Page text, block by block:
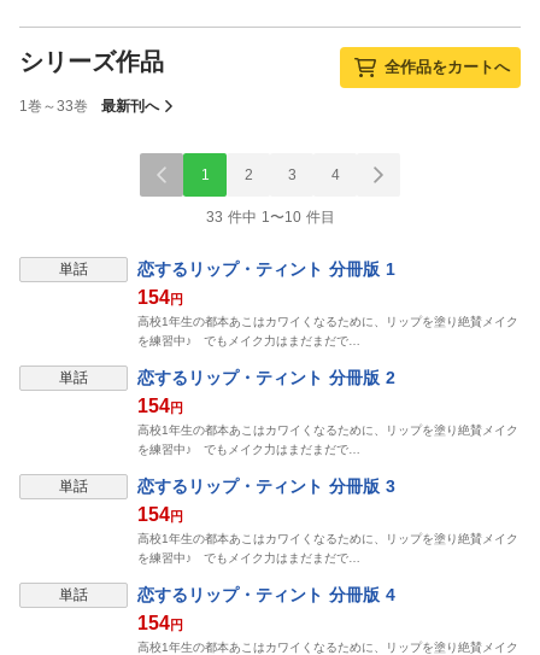
シリーズ作品 全作品をカートへ
1巻～33巻 最新刊へ
1 2 3 4
33 件中 1〜10 件目
単話 恋するリップ・ティント 分冊版 1
154円
高校1年生の都本あこはカワイくなるために、リップを塗り絶賛メイク
を練習中♪ でもメイク力はまだまだで…
単話 恋するリップ・ティント 分冊版 2
154円
高校1年生の都本あこはカワイくなるために、リップを塗り絶賛メイク
を練習中♪ でもメイク力はまだまだで…
単話 恋するリップ・ティント 分冊版 3
154円
高校1年生の都本あこはカワイくなるために、リップを塗り絶賛メイク
を練習中♪ でもメイク力はまだまだで…
単話 恋するリップ・ティント 分冊版 4
154円
高校1年生の都本あこはカワイくなるために、リップを塗り絶賛メイク